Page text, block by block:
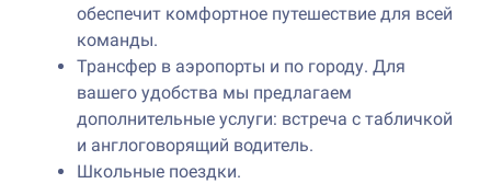
обеспечит комфортное путешествие для всей
команды.
Трансфер в аэропорты и по городу. Для
вашего удобства мы предлагаем
дополнительные услуги: встреча с табличкой
и англоговорящий водитель.
Школьные поездки.